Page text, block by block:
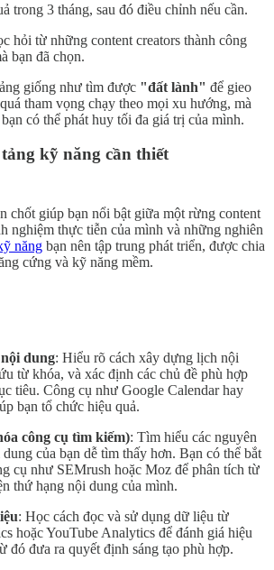
trong 3 tháng, sau đó điều chỉnh nếu cần.
hỏi từ những content creators thành công
bạn đã chọn.
giống như tìm được "đất lành" để gieo
tham vọng chạy theo mọi xu hướng, mà
có thể phát huy tối đa giá trị của mình.
kỹ năng cần thiết
chốt giúp bạn nổi bật giữa một rừng content
nghiệm thực tiễn của mình và những nghiên
năng bạn nên tập trung phát triển, được chia
cứng và kỹ năng mềm.
dung: Hiểu rõ cách xây dựng lịch nội
từ khóa, và xác định các chủ đề phù hợp
tiêu. Công cụ như Google Calendar hay
bạn tổ chức hiệu quả.
công cụ tìm kiếm): Tìm hiểu các nguyên
của bạn dễ tìm thấy hơn. Bạn có thể bắt
cụ như SEMrush hoặc Moz để phân tích từ
thứ hạng nội dung của mình.
: Học cách đọc và sử dụng dữ liệu từ
hoặc YouTube Analytics để đánh giá hiệu
đó đưa ra quyết định sáng tạo phù hợp.